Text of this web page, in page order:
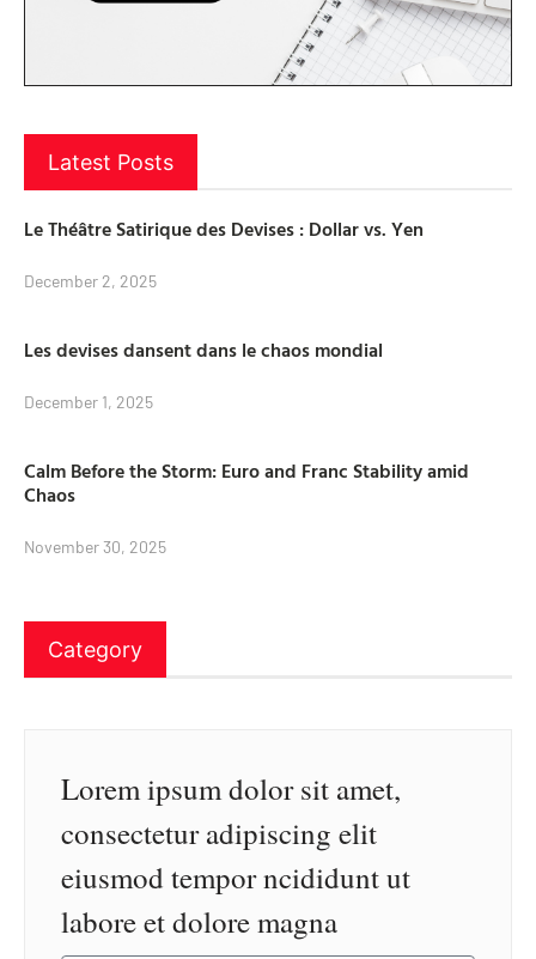
Latest Posts
Le Théâtre Satirique des Devises : Dollar vs. Yen
December 2, 2025
Les devises dansent dans le chaos mondial
December 1, 2025
Calm Before the Storm: Euro and Franc Stability amid
Chaos
November 30, 2025
Category
Lorem ipsum dolor sit amet,
consectetur adipiscing elit
eiusmod tempor ncididunt ut
labore et dolore magna